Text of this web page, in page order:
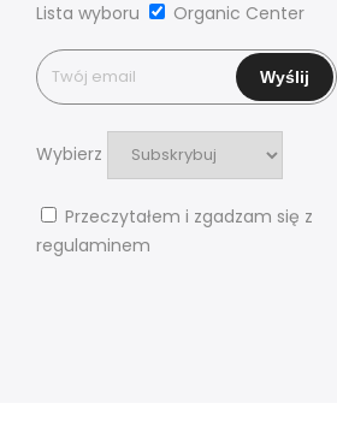
Lista wyboru Organic Center
Wybierz
Przeczytałem i zgadzam się z
regulaminem